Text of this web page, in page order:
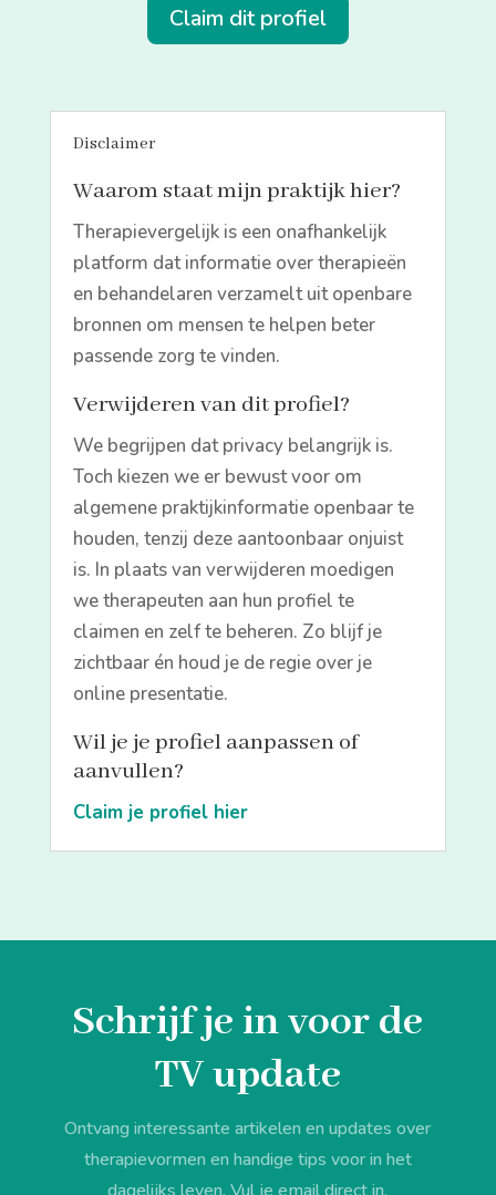
Claim dit profiel
Disclaimer
Waarom staat mijn praktijk hier?
Therapievergelijk is een onafhankelijk
platform dat informatie over therapieën
en behandelaren verzamelt uit openbare
bronnen om mensen te helpen beter
passende zorg te vinden.
Verwijderen van dit profiel?
We begrijpen dat privacy belangrijk is.
Toch kiezen we er bewust voor om
algemene praktijkinformatie openbaar te
houden, tenzij deze aantoonbaar onjuist
is. In plaats van verwijderen moedigen
we therapeuten aan hun profiel te
claimen en zelf te beheren. Zo blijf je
zichtbaar én houd je de regie over je
online presentatie.
Wil je je profiel aanpassen of
aanvullen?
Claim je profiel hier
Schrijf je in voor de
TV update
Ontvang interessante artikelen en updates over
therapievormen en handige tips voor in het